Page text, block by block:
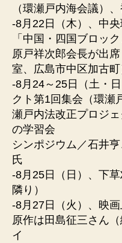
（環瀬戸内海会議）
-8月22日（木）、中
「中国・四国ブロッ
原戸祥次郎会長が出
室、広島市中区加古町
-8月24～25日（土・
クト第1回集会（環瀬
瀬戸内法改正プロジ
の学習会
シンポジウム／石井
氏
-8月25日（日）、下
隣り）
-8月27日（火）、映画
原作は田島征三さん
イ